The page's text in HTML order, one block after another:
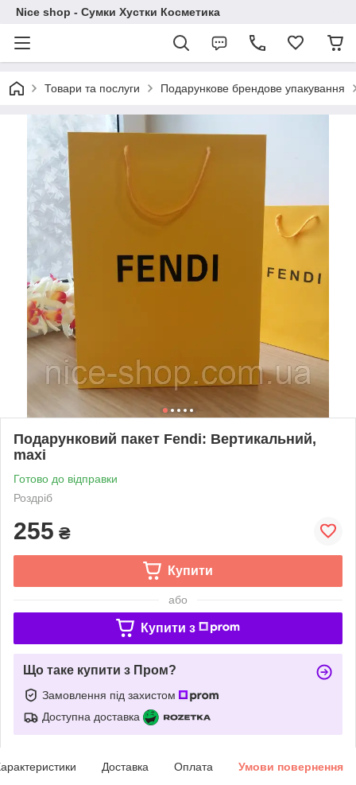
Nice shop - Сумки Хустки Косметика
Товари та послуги Подарункове брендове упакування
Подарунковий пакет Fendi: Вертикальний,
mахi
Готово до відправки
Роздріб
255 ₴
Купити
або
Купити з
Що таке купити з Пром?
Замовлення під захистом
Доступна доставка
Доставка Оплата Умови повернення